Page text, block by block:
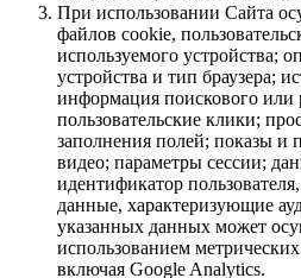
При использовании Сайта
файлов cookie,
используемого устройства;
устройства и тип браузера;
информация поискового или
пользовательские клики;
заполнения полей; показы и
видео; параметры сессии;
идентификатор
данные, характеризующие
указанных данных может
использованием
включая Google Analytics.